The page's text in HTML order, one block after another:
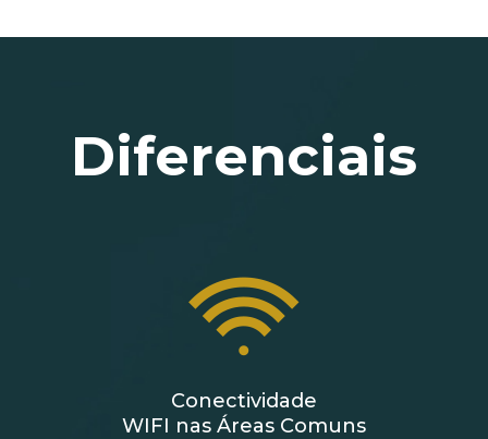
Diferenciais
Conectividade
WIFI nas Áreas Comuns